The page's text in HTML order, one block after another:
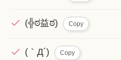
(╬ಠ益ಠ) Copy
(｀Д´) Copy